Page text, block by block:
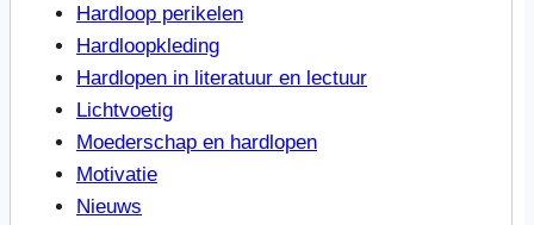
Hardloop perikelen
Hardloopkleding
Hardlopen in literatuur en lectuur
Lichtvoetig
Moederschap en hardlopen
Motivatie
Nieuws